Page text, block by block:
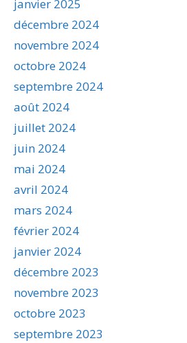
janvier 2025
décembre 2024
novembre 2024
octobre 2024
septembre 2024
août 2024
juillet 2024
juin 2024
mai 2024
avril 2024
mars 2024
février 2024
janvier 2024
décembre 2023
novembre 2023
octobre 2023
septembre 2023